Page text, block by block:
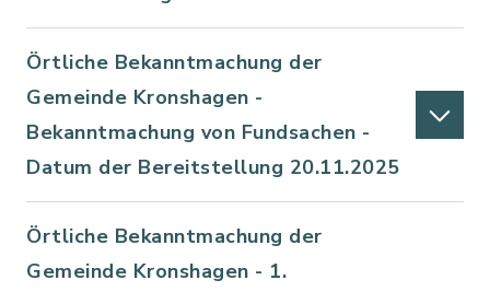
Örtliche Bekanntmachung der
Gemeinde Kronshagen -
Bekanntmachung von Fundsachen -
Datum der Bereitstellung 20.11.2025
Örtliche Bekanntmachung der
Gemeinde Kronshagen - 1.